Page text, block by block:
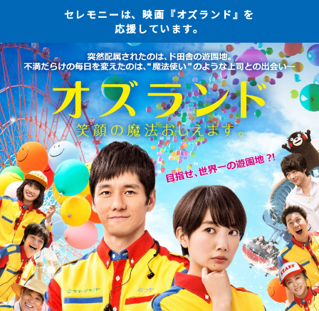
セレモニーは、映画『オズランド』を
応援しています。